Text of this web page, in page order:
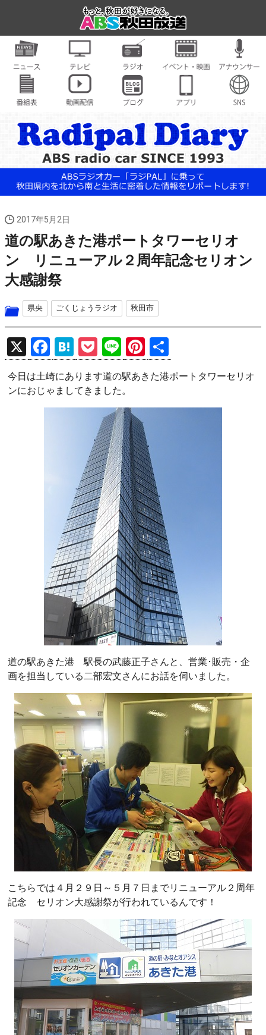
2017年5月2日
道の駅あきた港ポートタワーセリオ
ン リニューアル２周年記念セリオン
大感謝祭
県央 ごくじょうラジオ 秋田市
X
F
a
ce
b
H
at
e
n
P
o
ck
et
Li
n
e
Pi
nt
er
es
有
今日は土崎にあります道の駅あきた港ポートタワーセリオ
ンにおじゃましてきました。
道の駅あきた港 駅長の武藤正子さんと、営業･販売・企
画を担当している二部宏文さんにお話を伺いました。
こちらでは４月２９日～５月７日までリニューアル２周年
記念 セリオン大感謝祭が行われているんです！